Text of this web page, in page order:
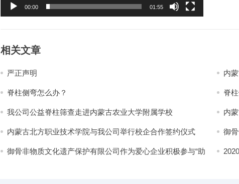
00:00 01:55
相关文章
严正声明 内
脊柱侧弯怎么办？ 脊
我公司公益脊柱筛查走进内蒙古农业大学附属学校
内
内蒙古北方职业技术学院与我公司举行校企合作签约仪式 御
御骨非物质文化遗产保护有限公司作为爱心企业积极参与“助